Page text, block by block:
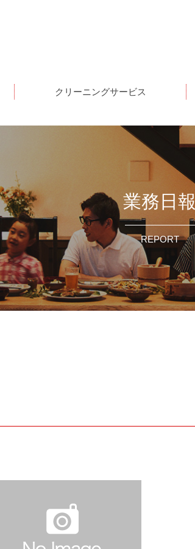
クリーニングサービス
業務日報
REPORT